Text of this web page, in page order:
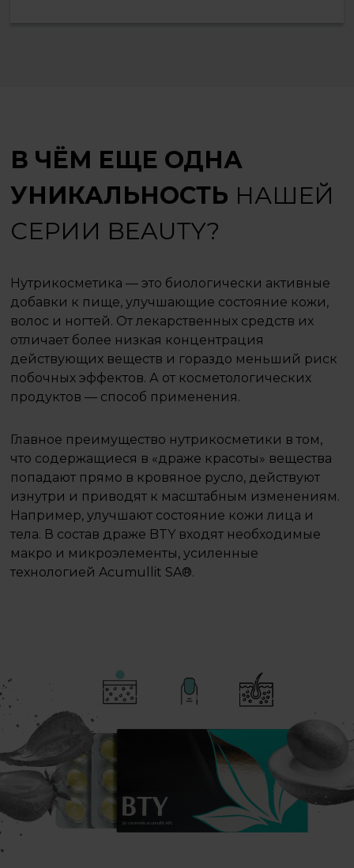
В ЧЁМ ЕЩЕ ОДНА
УНИКАЛЬНОСТЬ НАШЕЙ
СЕРИИ BEAUTY?
Нутрикосметика — это биологически активные
добавки к пище, улучшающие состояние кожи,
волос и ногтей. От лекарственных средств их
отличает более низкая концентрация
действующих веществ и гораздо меньший риск
побочных эффектов. А от косметологических
продуктов — способ применения.
Главное преимущество нутрикосметики в том,
что содержащиеся в «драже красоты» вещества
попадают прямо в кровяное русло, действуют
изнутри и приводят к масштабным изменениям.
Например, улучшают состояние кожи лица и
тела. В состав драже BTY входят необходимые
макро и микроэлементы, усиленные
технологией Acumullit SA®.